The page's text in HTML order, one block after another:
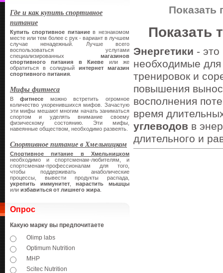
Где и как купить спортивное
питание
Купить спортивное питание в незнакомом
месте или тем более с рук - вариант в лучшем
случае ненадежный. Лучше всего
воспользоваться услугами
специализированных магазинов
спортивного питания в Киеве или же
обратиться в солидный интернет магазин
спортивного питания
Мифы фитнеса
Вфитнесе можно встретить огромное
количество укоренившихся мифов. Зачастую
эти мифы мешают многим начать заниматься
спортом и уделять внимание своему
физическому состоянию. Эти мифы,
навеянные обществом, необходимо развеять.
Спортивное питание в Хмельницком
Спортивное питание в Хмельницком
необходимо и спортсменам-любителям, и
спортсменам-профессионалам для того,
чтобы поддерживать анаболические
процессы, вывести продукты распада,
укрепить иммунитет,нарастить мышцы
или избавиться от лишнего жира
Опрос
Какую марку вы предпочитаете
Olimp labs
Optimum Nutrition
MHP
Scitec Nutrition
Показать
Показать
Энергетики -
необходимые для
тренировок и
повышения
восполнения
время
углеводов в
длительного и